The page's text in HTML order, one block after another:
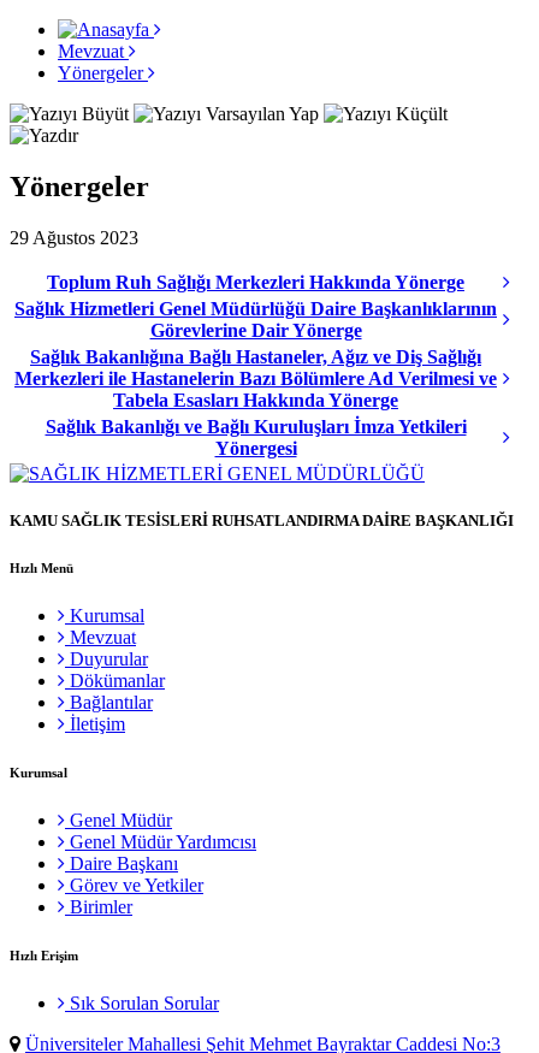
Mevzuat
Yönergeler
Yönergeler
29 Ağustos 2023
Toplum Ruh Sağlığı Merkezleri Hakkında Yönerge
Sağlık Hizmetleri Genel Müdürlüğü Daire Başkanlıklarının
Görevlerine Dair Yönerge
Sağlık Bakanlığına Bağlı Hastaneler, Ağız ve Diş Sağlığı
Merkezleri ile Hastanelerin Bazı Bölümlere Ad Verilmesi ve
Tabela Esasları Hakkında Yönerge
Sağlık Bakanlığı ve Bağlı Kuruluşları İmza Yetkileri
Yönergesi
KAMU SAĞLIK TESİSLERİ RUHSATLANDIRMA DAİRE BAŞKANLIĞI
Hızlı Menü
Kurumsal
Mevzuat
Duyurular
Dökümanlar
Bağlantılar
İletişim
Kurumsal
Genel Müdür
Genel Müdür Yardımcısı
Daire Başkanı
Görev ve Yetkiler
Birimler
Hızlı Erişim
Sık Sorulan Sorular
Üniversiteler Mahallesi Şehit Mehmet Bayraktar Caddesi No:3